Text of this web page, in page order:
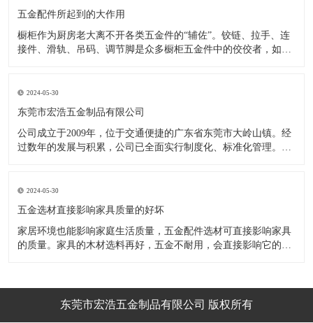
材。然
五金配件所起到的大作用
橱柜作为厨房老大离不开各类五金件的“辅佐”。铰链、拉手、连
接件、滑轨、吊码、调节脚是众多橱柜五金件中的佼佼者，如果
调节脚，橱柜就像得了“软骨症”，站都站不直……五花八门的橱
柜五金件好
2024-05-30
东莞市宏浩五金制品有限公司
公司成立于2009年，位于交通便捷的广东省东莞市大岭山镇。经
过数年的发展与积累，公司已全面实行制度化、标准化管理。从
的改造创新，设计制造了一系列更加新颖、美观、更具时代潮流
的新
2024-05-30
五金选材直接影响家具质量的好坏
家居环境也能影响家庭生活质量，五金配件选材可直接影响家具
的质量。家具的木材选料再好，五金不耐用，会直接影响它的使
金、铝合金等。不同五金的加工工艺不同：钳工、表面涂覆处
理、焊接、机械加东莞市宏浩五金制品有限公司 版权所有